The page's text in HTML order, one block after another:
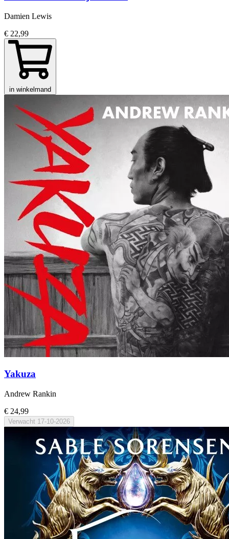
Damien Lewis
€ 22,99
in winkelmand
Yakuza
Andrew Rankin
€ 24,99
Verwacht 17-10-2026